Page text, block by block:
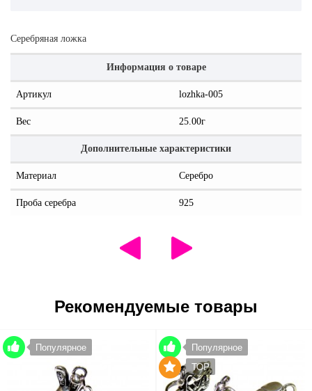
Серебряная ложка
Информация о товаре
Артикул lozhka-005
Вес 25.00г
Дополнительные характеристики
Материал Серебро
Проба серебра 925
Рекомендуемые товары
Популярное
Популярное
TOP